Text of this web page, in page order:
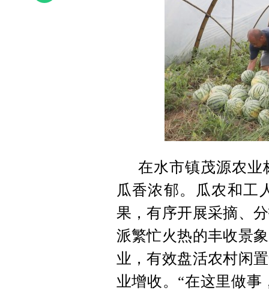
在水市镇茂源农业
瓜香浓郁。瓜农和工
果，有序开展采摘、
派繁忙火热的丰收景
业，有效盘活农村闲
业增收。“在这里做事